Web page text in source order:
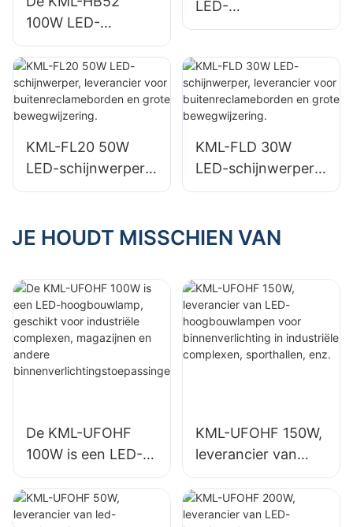
100W LED-
hoogbouwlamp is
een leverancier
voor binnenruimtes
zoals industriële
en magazijnen.
LED-
hoogbouwlamp,
binnenruimtes
zoals industriële
fabrieksgebouwen
KML-FL20 50W
LED-schijnwerper,
leverancier voor
en en grote
KML-FLD 30W
LED-schijnwerper,
leverancier voor
en en grote
JE HOUDT MISSCHIEN VAN
De KML-UFOHF
100W is een LED-
hoogbouwlamp,
geschikt voor
industriële
KML-UFOHF 150W,
leverancier van
LED-
hoogbouwlampen
voor